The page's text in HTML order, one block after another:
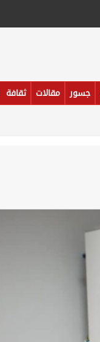
جسور مقالات ثقافة